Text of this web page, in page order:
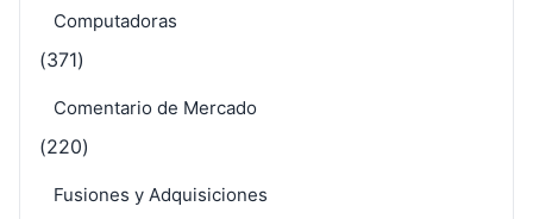
Computadoras
(371)
Comentario de Mercado
(220)
Fusiones y Adquisiciones